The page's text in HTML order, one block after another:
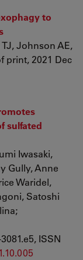
to
Johnson AE,
print, 2021 Dec
sulfated
Iwasaki,
Gully, Anne
Waridel,
Satoshi
ISSN